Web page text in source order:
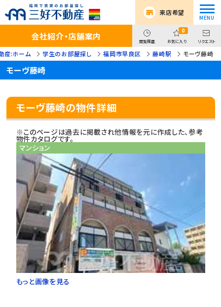
来店希望
会社紹介・店舗案内 閲覧履歴
0
お気に入り リクエスト
産:ホーム 学生のお部屋探し 福岡市早良区 藤崎駅 モーヴ藤崎
モーヴ藤崎
モーヴ藤崎の物件詳細
※このページは過去に掲載され他情報を元に作成した、参考
物件カタログです。
マンション
もっと画像を見る